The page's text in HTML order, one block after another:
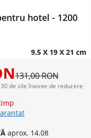
hotel - 1200
9.5 X 19 X 21 cm
131,00 RON
de zile înainte de reducere
aprox. 14.08